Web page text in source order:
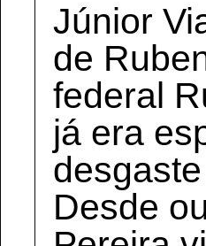
Júnior
de
federal
já era
Desde